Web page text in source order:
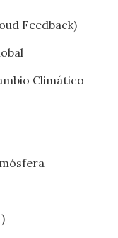
Feedback)
Climático